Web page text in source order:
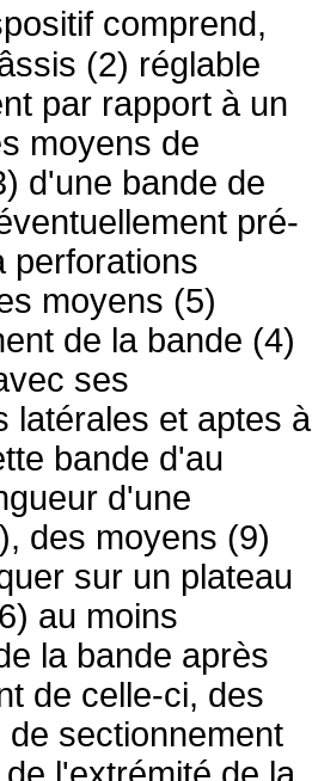
comprend,
(2) réglable
par rapport à un
moyens de
d'une bande de
pré-
perforations
moyens (5)
de la bande (4)
ses
latérales et aptes à
bande d'au
d'une
des moyens (9)
sur un plateau
au moins
la bande après
de celle-ci, des
de sectionnement